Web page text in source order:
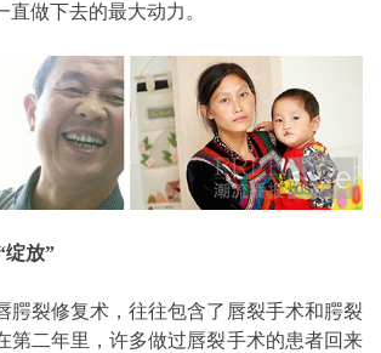
做下去的最大动力。
放”
裂修复术，往往包含了唇裂手术和腭裂
第二年里，许多做过唇裂手术的患者回来